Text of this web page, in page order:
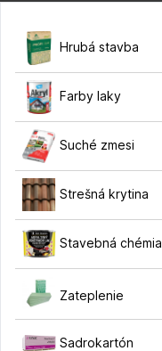
Hrubá stavba
Farby laky
Suché zmesi
Strešná krytina
Stavebná chémia
Zateplenie
Sadrokartón